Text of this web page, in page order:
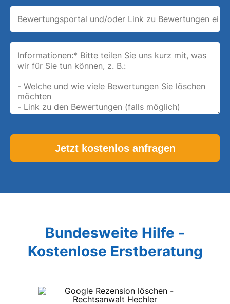
Please leave this field empty.
Bundesweite Hilfe -
Kostenlose Erstberatung